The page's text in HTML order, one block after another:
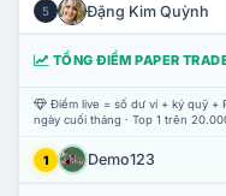
5 Đặng Kim Quỳnh
TỔNG ĐIỂM PAPER
Điểm live = số dư ví + ký quỹ +
ngày cuối tháng · Top 1 trên
1 Demo123